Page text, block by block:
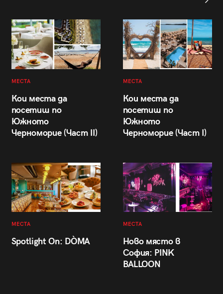
МЕСТА
Кои места да
посетиш по
Южното
Черноморие (Част II)
МЕСТА
Кои места да
посетиш по
Южното
Черноморие (Част I)
МЕСТА
Spotlight On: DÒMA
МЕСТА
Ново място в
София: PINK
BALLOON